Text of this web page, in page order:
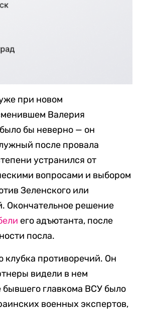
при новом
Валерия
бы неверно — он
после провала
устранился от
вопросами и выбором
Зеленского или
Окончательное решение
его адъютанта, после
посла.
клубка противоречий. Он
видели в нем
главкома ВСУ было
военных экспертов,